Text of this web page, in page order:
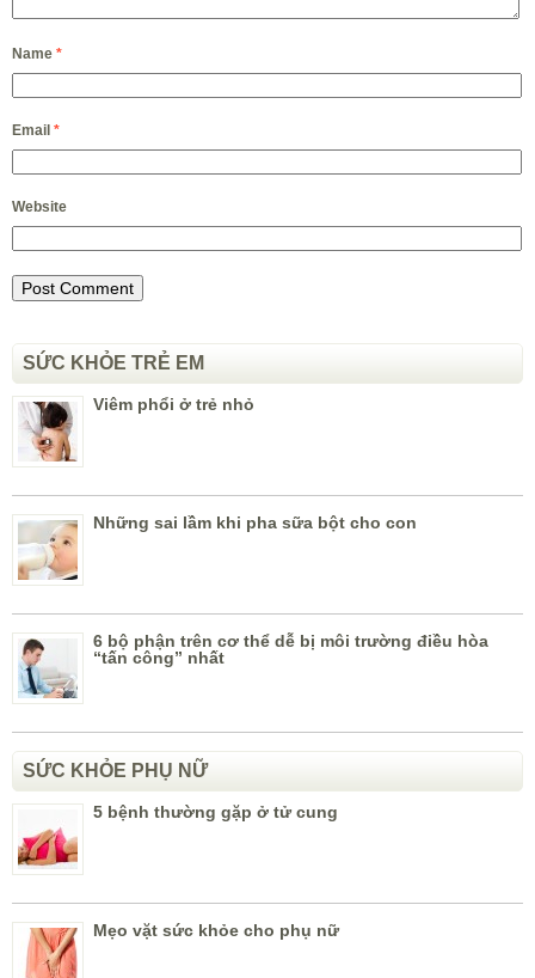
Name *
Email *
Website
SỨC KHỎE TRẺ EM
Viêm phổi ở trẻ nhỏ
Những sai lầm khi pha sữa bột cho con
6 bộ phận trên cơ thể dễ bị môi trường điều hòa
“tấn công” nhất
SỨC KHỎE PHỤ NỮ
5 bệnh thường gặp ở tử cung
Mẹo vặt sức khỏe cho phụ nữ